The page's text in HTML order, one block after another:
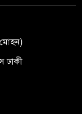
ঢাকী